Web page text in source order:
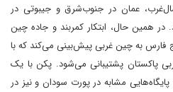
عمان در جنوب‌شرق و جیبوتی در
همین حال، ابتکار کمربند و جاده چین
فارس به چین غربی پیش‌بینی می‌کند که با
پاکستان پشتیبانی می‌شود. پکن با یک
مشابه در پورت سودان و نیز در